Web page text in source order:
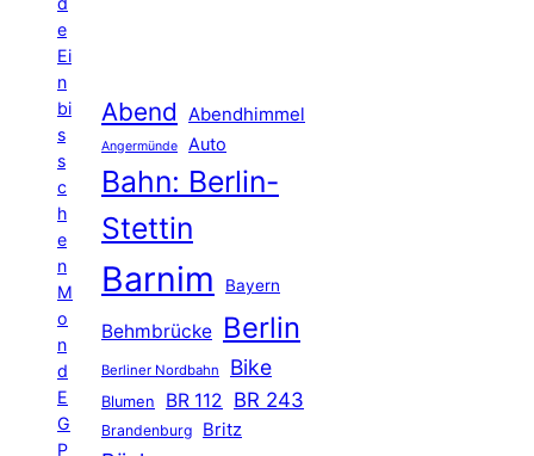
e
Ei
n
bi
s
s
c
h
e
n
M
o
n
d
E
G
P
Abend Abendhimmel
Angermünde Auto
Bahn: Berlin-
Stettin
Barnim Bayern
Behmbrücke Berlin
Berliner Nordbahn Bike
Blumen BR 112 BR 243
Brandenburg Britz